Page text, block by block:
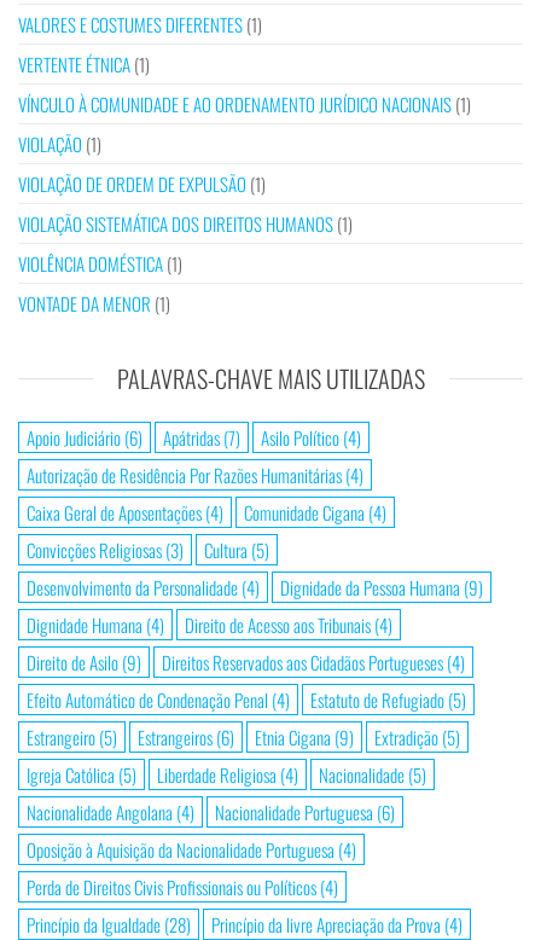
VALORES E COSTUMES DIFERENTES(1)
VERTENTE ÉTNICA(1)
VÍNCULO À COMUNIDADE E AO ORDENAMENTO JURÍDICO NACIONAIS(1)
VIOLAÇÃO (1)
VIOLAÇÃO DE ORDEM DE EXPULSÃO (1)
VIOLAÇÃO SISTEMÁTICA DOS DIREITOS HUMANOS(1)
VIOLÊNCIA DOMÉSTICA(1)
VONTADE DA MENOR (1)
PALAVRAS-CHAVE MAIS UTILIZADAS
Apoio Judiciário(6) Apátridas(7) Asilo Político(4)
Autorização de Residência Por Razões Humanitárias(4)
Caixa Geral de Aposentações(4) Comunidade Cigana (4)
Convicções Religiosas(3) Cultura (5)
Desenvolvimento da Personalidade(4) Dignidade da Pessoa Humana (9)
Dignidade Humana (4) Direito de Acesso aos Tribunais(4)
Direito de Asilo(9) Direitos Reservados aos Cidadãos Portugueses(4)
Efeito Automático de Condenação Penal (4) Estatuto de Refugiado(5)
Estrangeiro(5) Estrangeiros(6) Etnia Cigana (9) Extradição(5)
Igreja Católica (5) Liberdade Religiosa (4) Nacionalidade(5)
Nacionalidade Angolana (4) Nacionalidade Portuguesa (6)
Oposição à Aquisição da Nacionalidade Portuguesa (4)
Perda de Direitos Civis Profissionais ou Políticos(4)
Princípio da Igualdade(28) Princípio da livre Apreciação da Prova (4)